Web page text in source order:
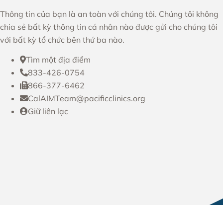
Thông tin của bạn là an toàn với chúng tôi. Chúng tôi không
chia sẻ bất kỳ thông tin cá nhân nào được gửi cho chúng tôi
với bất kỳ tổ chức bên thứ ba nào.
Tìm một địa điểm
833-426-0754
866-377-6462
CalAIMTeam@pacificclinics.org
Giữ liên lạc